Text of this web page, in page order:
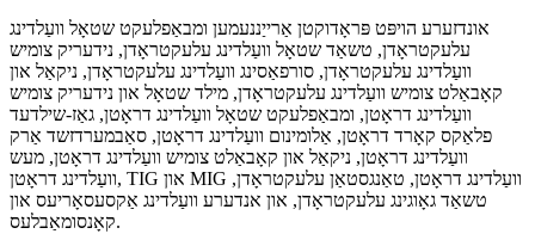
אונדזערע הויפּט פּראָדוקטן אַרייַננעמען ומבאַפלעקט שטאָל וועַלדינג
עלעקטראָדן, טשאַד שטאָל וועַלדינג עלעקטראָדן, נידעריק צומיש
וועַלדינג עלעקטראָדן, סורפאַסינג וועַלדינג עלעקטראָדן, ניקאַל און
קאָבאַלט צומיש וועַלדינג עלעקטראָדן, מילד שטאָל און נידעריק צומיש
וועַלדינג דראָטן, ומבאַפלעקט שטאָל וועַלדינג דראָטן, גאַז-שילדעד
פלאַקס קאָרד דראָטן, אַלומינום וועַלדינג דראָטן, סאַבמערדזשד אַרק
וועַלדינג דראָטן, ניקאַל און קאָבאַלט צומיש וועַלדינג דראָטן, מעש
וועַלדינג דראָטן, TIG און MIG וועַלדינג דראָטן, טאַנגסטאַן עלעקטראָדן,
טשאַד גאָוגינג עלעקטראָדן, און אנדערע וועַלדינג אַקסעסאָריעס און
קאָנסומאַבלעס.